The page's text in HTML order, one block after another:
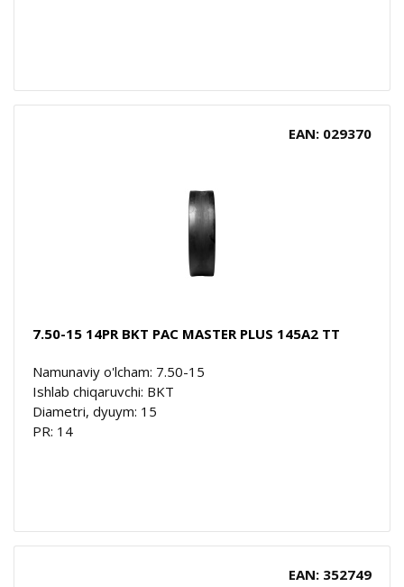
EAN: 029370
7.50-15 14PR BKT PAC MASTER PLUS 145A2 TT
Namunaviy o'lcham: 7.50-15
Ishlab chiqaruvchi: BKT
Diametri, dyuym: 15
PR: 14
EAN: 352749